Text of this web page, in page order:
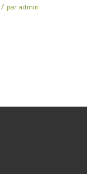
/ par admin